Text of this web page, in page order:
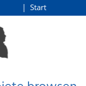
Start